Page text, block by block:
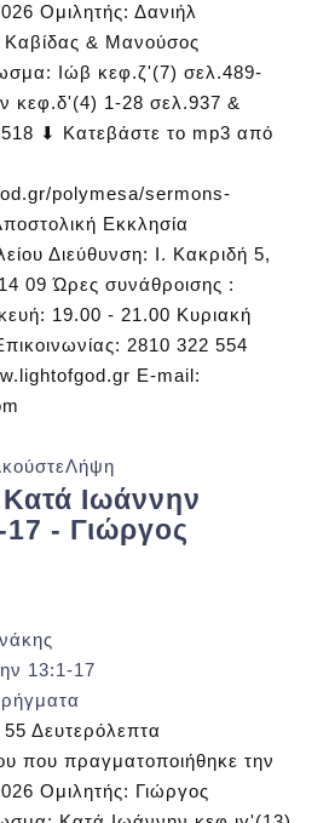
Ομιλητής: Δανιήλ
Καβίδας & Μανούσος
Ιώβ κεφ.ζ'(7) σελ.489-
κεφ.δ'(4) 1-28 σελ.937 &
⬇ Κατεβάστε το mp3 από
polymesa/sermons-
Εκκλησία
Διεύθυνση: Ι. Κακριδή 5,
09 Ώρες συνάθροισης :
19.00 - 21.00 Κυριακή
2810 322 554
E-mail:
Λήψη
Ιωάννην
17 - Γιώργος
13:1-17
Δευτερόλεπτα
που πραγματοποιήθηκε την
Ομιλητής: Γιώργος